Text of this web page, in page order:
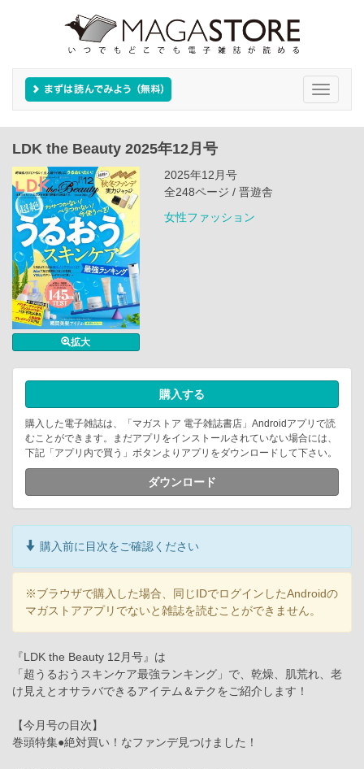
Toggle
LDK the Beauty 2025年12月号
拡大
2025年12月号
全248ページ / 晋遊舎
女性ファッション
購入する
購入した電子雑誌は、「マガストア 電子雑誌書店」Androidアプリで読
むことができます。まだアプリをインストールされていない場合には、
下記「アプリ内で買う」ボタンよりアプリをダウンロードして下さい。
ダウンロード
購入前に目次をご確認ください
※ブラウザで購入した場合、同じIDでログインしたAndroidの
マガストアアプリでないと雑誌を読むことができません。
『LDK the Beauty 12月号』は
「超うるおうスキンケア最強ランキング」で、乾燥、肌荒れ、老
け見えとオサラバできるアイテム＆テクをご紹介します！
【今月号の目次】
巻頭特集●絶対買い！なファンデ見つけました！